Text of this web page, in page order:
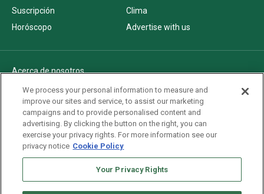
Suscripción
Clima
Horóscopo
Advertise with us
Acerca de nosotros
Politica de privacidad
Pautas Editoriales
AdChoices
Advertise with us
Newsletters
We process your personal information to measure and
improve our sites and service, to assist our marketing
campaigns and to provide personalised content and
advertising. By clicking the button on the right, you can
exercise your privacy rights. For more information see our
privacy notice Cookie Policy
Your Privacy Rights